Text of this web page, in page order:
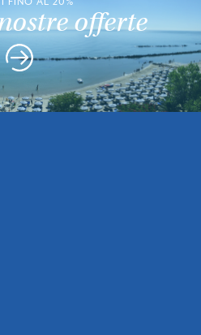
offerte